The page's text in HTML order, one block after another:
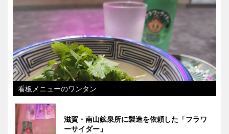
看板メニューのワンタン
滋賀・南山鉱泉所に製造を依頼した「フラワ
ーサイダー」